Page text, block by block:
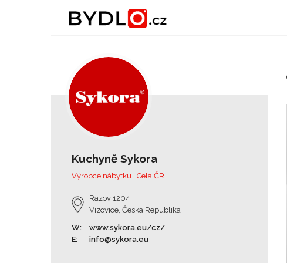
Kuchyně Sykora
Výrobce nábytku | Celá ČR
Razov 1204
Vizovice, Česká Republika
W:
www.sykora.eu/cz/
E:
info@sykora.eu